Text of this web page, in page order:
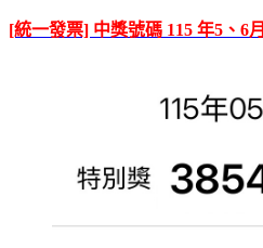
[統一發票] 中獎號碼 115 年5、6月